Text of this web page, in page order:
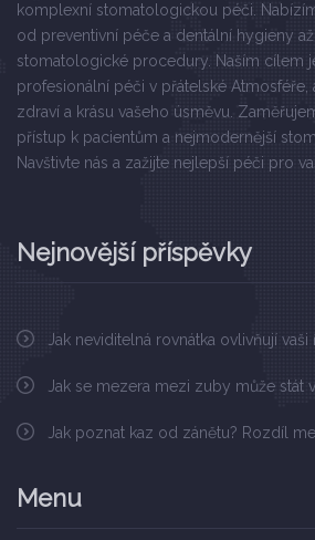
komplexní stomatologickou péči.
od preventivní péče a dentální hygieny
stomatologické procedury. Naším cílem
profesionální péči v přátelské Atmosféře,
zdraví a krásu vašeho úsměvu.
přístup k pacientům a nejmodernější
Navštivte nás a zažijte nejlepší péči pro
Nejnovější příspěvky
Jak neviditelná rovnátka ovlivňují vaši
Jak se mezera mezi zuby může stát
Jak poznat kaz od zánětu? Rozdíl
Menu